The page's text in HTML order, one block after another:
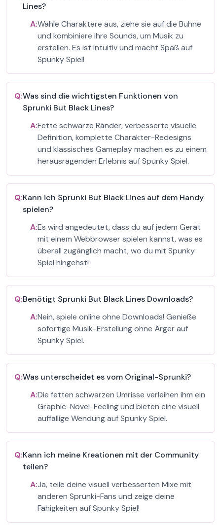
Lines?
A:Wähle Charaktere aus, ziehe sie auf die Bühne
und kombiniere ihre Sounds, um Musik zu
erstellen. Es ist intuitiv und macht Spaß auf
Spunky Spiel!
Q:Was sind die wichtigsten Funktionen von
Sprunki But Black Lines?
A:Fette schwarze Ränder, verbesserte visuelle
Definition, komplette Charakter-Redesigns
und klassisches Gameplay machen es zu einem
herausragenden Erlebnis auf Spunky Spiel.
Q:Kann ich Sprunki But Black Lines auf dem Handy
spielen?
A:Es wird angedeutet, dass du auf jedem Gerät
mit einem Webbrowser spielen kannst, was es
überall zugänglich macht, wo du mit Spunky
Spiel hingehst!
Q:Benötigt Sprunki But Black Lines Downloads?
A:Nein, spiele online ohne Downloads! Genieße
sofortige Musik-Erstellung ohne Ärger auf
Spunky Spiel.
Q:Was unterscheidet es vom Original-Sprunki?
A:Die fetten schwarzen Umrisse verleihen ihm ein
Graphic-Novel-Feeling und bieten eine visuell
auffällige Wendung auf Spunky Spiel.
Q:Kann ich meine Kreationen mit der Community
teilen?
A:Ja, teile deine visuell verbesserten Mixe mit
anderen Sprunki-Fans und zeige deine
Fähigkeiten auf Spunky Spiel!